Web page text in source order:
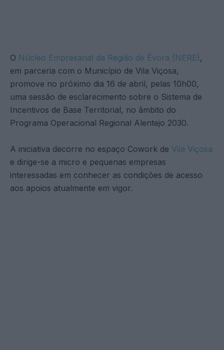
O Núcleo Empresarial da Região de Évora (NERE),
em parceria com o Município de Vila Viçosa,
promove no próximo dia 16 de abril, pelas 10h00,
uma sessão de esclarecimento sobre o Sistema de
Incentivos de Base Territorial, no âmbito do
Programa Operacional Regional Alentejo 2030.
A iniciativa decorre no espaço Cowork de Vila Viçosa
e dirige-se a micro e pequenas empresas
interessadas em conhecer as condições de acesso
aos apoios atualmente em vigor.